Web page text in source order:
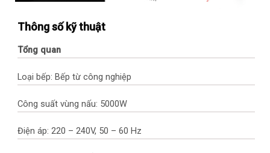
Thông số kỹ thuật
Tổng quan
Loại bếp: Bếp từ công nghiệp
Công suất vùng nấu: 5000W
Điện áp: 220 – 240V, 50 – 60 Hz